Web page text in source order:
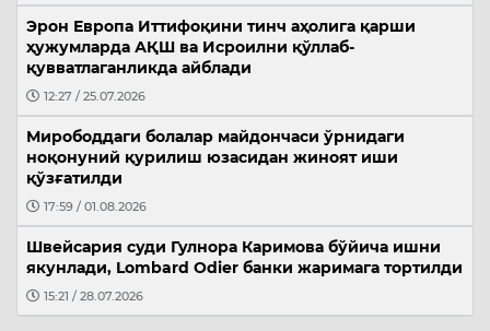
Эрон Европа Иттифоқини тинч аҳолига қарши
ҳужумларда АҚШ ва Исроилни қўллаб-
қувватлаганликда айблади
12:27 / 25.07.2026
Мирободдаги болалар майдончаси ўрнидаги
ноқонуний қурилиш юзасидан жиноят иши
қўзғатилди
17:59 / 01.08.2026
Швейсария суди Гулнора Каримова бўйича ишни
якунлади, Lombard Odier банки жаримага тортилди
15:21 / 28.07.2026